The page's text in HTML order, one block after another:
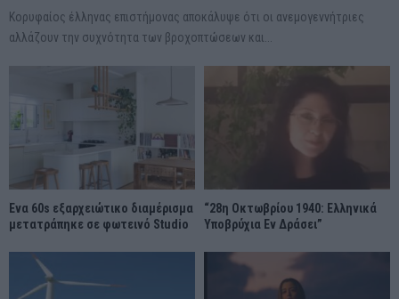
Κορυφαίος έλληνας επιστήμονας αποκάλυψε ότι οι ανεμογεννήτριες
αλλάζουν την συχνότητα των βροχοπτώσεων και...
Ένα 60s εξαρχειώτικο διαμέρισμα
μετατράπηκε σε φωτεινό Studio
“28η Οκτωβρίου 1940: Ελληνικά
Υποβρύχια Εν Δράσει”